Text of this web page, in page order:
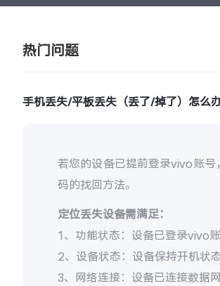
热门问题
手机丢失/平板丢失（丢了/掉了）怎么办
若您的设备已提前登录vivo账
码的找回方法。
定位丢失设备需满足：
1、功能状态：设备已登录vivo
2、设备状态：设备保持开机状
3、网络连接：设备已连接数据